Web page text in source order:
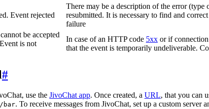
Event rejected
There may be a description of the error
resubmitted. It is necessary to find and
failure
be accepted
is not
In case of an HTTP code 5xx or if
that the event is temporarily undeliverable.
#
use the JivoChat app. Once created, a URL, that you can
bar. To receive messages from JivoChat, set up a custom server